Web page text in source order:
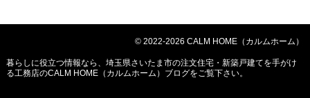
© 2022-2026 CALM HOME（カルムホーム）
暮らしに役立つ情報なら、 埼玉県さいたま市の注文住宅・新築戸建てを手がけ
る工務店のCALM HOME（カルムホーム）ブログをご覧下さい。